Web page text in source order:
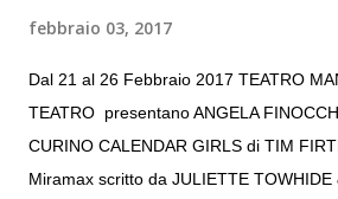
febbraio 03, 2017
Dal 21 al 26 Febbraio 2017 TEATRO
TEATRO presentano ANGELA
CURINO CALENDAR GIRLS di TIM
Miramax scritto da JULIETTE TOWHIDE